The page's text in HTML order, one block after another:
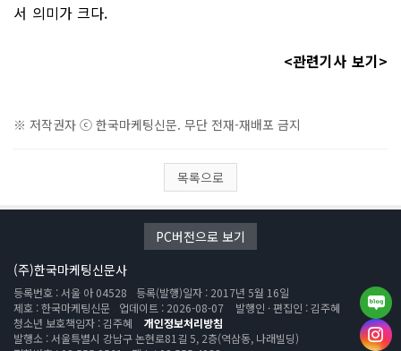
서 의미가 크다.
<관련기사 보기>
※ 저작권자 ⓒ 한국마케팅신문. 무단 전재-재배포 금지
목록으로
PC버전으로 보기
(주)한국마케팅신문사
등록번호 : 서울 아 04528
등록(발행)일자 : 2017년 5월 16일
제호 : 한국마케팅신문
업데이트 : 2026-08-07
발행인 · 편집인 : 김주혜
청소년 보호책임자 : 김주혜
개인정보처리방침
발행소 : 서울특별시 강남구 논현로81길 5, 2층(역삼동, 나래빌딩)